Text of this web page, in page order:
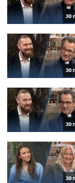
30
30
30
30